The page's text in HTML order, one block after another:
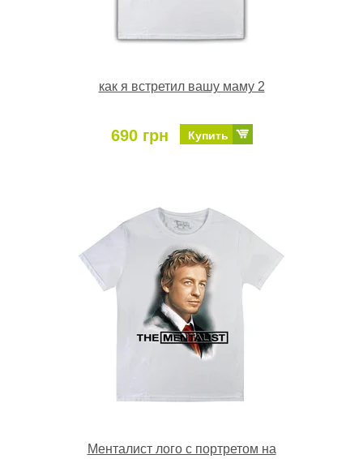
как я встретил вашу маму 2
690 грн Купить
Менталист лого с портретом на